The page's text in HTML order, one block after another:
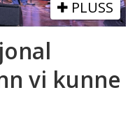
PLUSS
vi kunne